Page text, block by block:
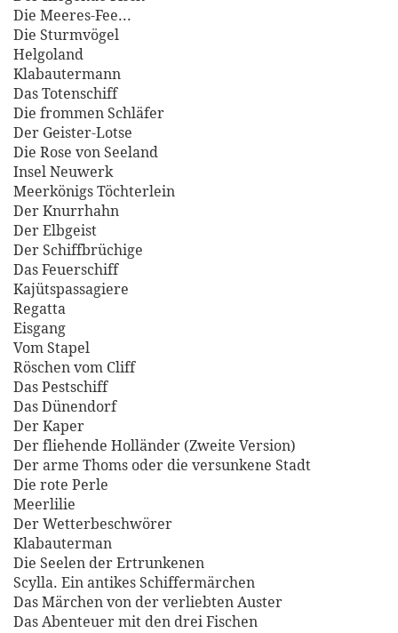
Die Meeres-Fee...
Die Sturmvögel
Helgoland
Klabautermann
Das Totenschiff
Die frommen Schläfer
Der Geister-Lotse
Die Rose von Seeland
Insel Neuwerk
Meerkönigs Töchterlein
Der Knurrhahn
Der Elbgeist
Der Schiffbrüchige
Das Feuerschiff
Kajütspassagiere
Regatta
Eisgang
Vom Stapel
Röschen vom Cliff
Das Pestschiff
Das Dünendorf
Der Kaper
Der fliehende Holländer (Zweite Version)
Der arme Thoms oder die versunkene Stadt
Die rote Perle
Meerlilie
Der Wetterbeschwörer
Klabauterman
Die Seelen der Ertrunkenen
Scylla. Ein antikes Schiffermärchen
Das Märchen von der verliebten Auster
Das Abenteuer mit den drei Fischen